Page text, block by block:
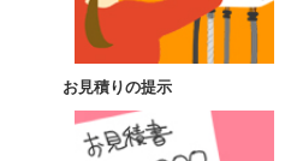
お見積りの提示